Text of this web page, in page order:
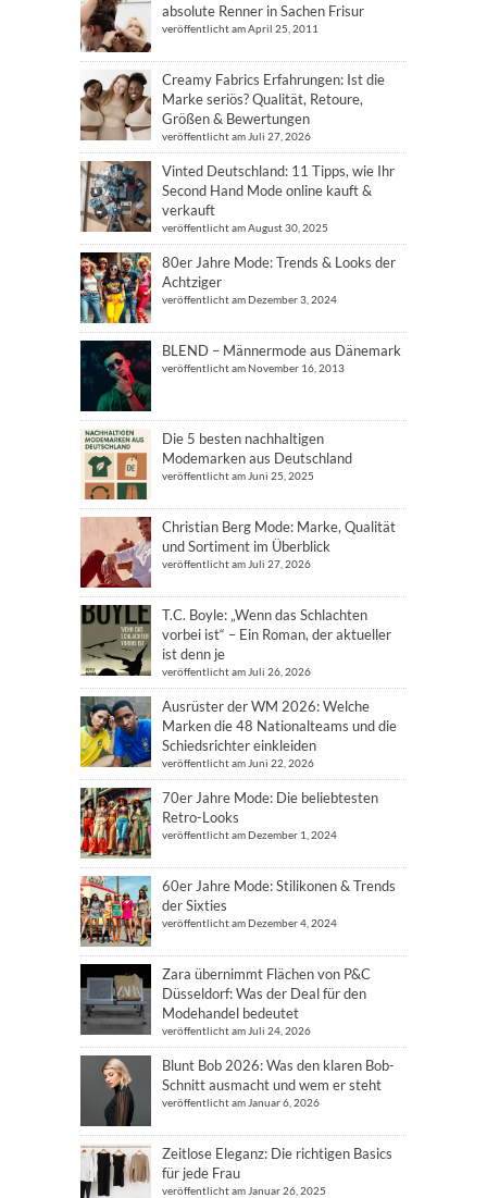
absolute Renner in Sachen Frisur
veröffentlicht am April 25, 2011
Creamy Fabrics Erfahrungen: Ist die
Marke seriös? Qualität, Retoure,
Größen & Bewertungen
veröffentlicht am Juli 27, 2026
Vinted Deutschland: 11 Tipps, wie Ihr
Second Hand Mode online kauft &
verkauft
veröffentlicht am August 30, 2025
80er Jahre Mode: Trends & Looks der
Achtziger
veröffentlicht am Dezember 3, 2024
BLEND – Männermode aus Dänemark
veröffentlicht am November 16, 2013
Die 5 besten nachhaltigen
Modemarken aus Deutschland
veröffentlicht am Juni 25, 2025
Christian Berg Mode: Marke, Qualität
und Sortiment im Überblick
veröffentlicht am Juli 27, 2026
T.C. Boyle: „Wenn das Schlachten
vorbei ist“ – Ein Roman, der aktueller
ist denn je
veröffentlicht am Juli 26, 2026
Ausrüster der WM 2026: Welche
Marken die 48 Nationalteams und die
Schiedsrichter einkleiden
veröffentlicht am Juni 22, 2026
70er Jahre Mode: Die beliebtesten
Retro-Looks
veröffentlicht am Dezember 1, 2024
60er Jahre Mode: Stilikonen & Trends
der Sixties
veröffentlicht am Dezember 4, 2024
Zara übernimmt Flächen von P&C
Düsseldorf: Was der Deal für den
Modehandel bedeutet
veröffentlicht am Juli 24, 2026
Blunt Bob 2026: Was den klaren Bob-
Schnitt ausmacht und wem er steht
veröffentlicht am Januar 6, 2026
Zeitlose Eleganz: Die richtigen Basics
für jede Frau
veröffentlicht am Januar 26, 2025